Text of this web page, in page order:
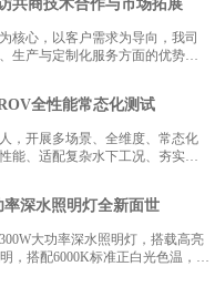
共商技术合作与市场拓展
核心，以客户需求为导向，我司
生产与定制化服务方面的优势，
全性能常态化测试
，开展多场景、全维度、常态化
能、适配复杂水下工况、夯实设
深水照明灯全新面世
大功率深水照明灯，搭载高亮
，搭配6000K标准正白光色温，光